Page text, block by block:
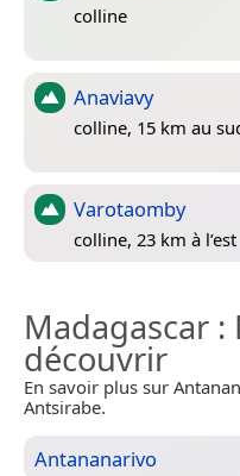
colline
Anaviavy
colline, 15 km au
Varotaomby
colline, 23 km à l’est
Madagascar :
découvrir
En savoir plus sur
Antsirabe.
Antananarivo